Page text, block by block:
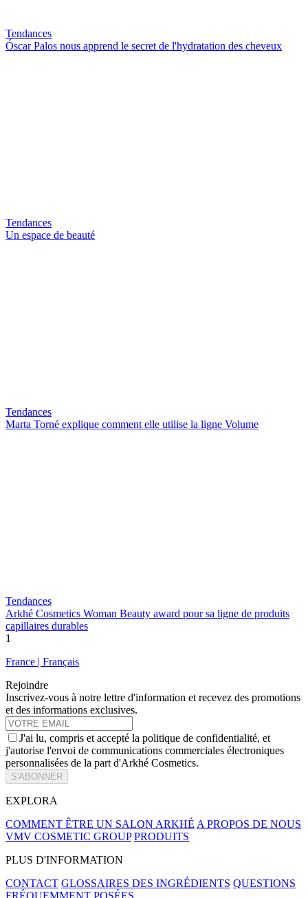
Tendances
Óscar Palos nous apprend le secret de l'hydratation des cheveux
Tendances
Un espace de beauté
Tendances
Marta Torné explique comment elle utilise la ligne Volume
Tendances
Arkhé Cosmetics Woman Beauty award pour sa ligne de produits
capillaires durables
1
France | Français
Rejoindre
Inscrivez-vous à notre lettre d'information et recevez des promotions
et des informations exclusives.
J'ai lu, compris et accepté la politique de confidentialité, et
j'autorise l'envoi de communications commerciales électroniques
personnalisées de la part d'Arkhé Cosmetics.
S'ABONNER
EXPLORA
COMMENT ÊTRE UN SALON ARKHÉ A PROPOS DE NOUS
VMV COSMETIC GROUP PRODUITS
PLUS D'INFORMATION
CONTACT GLOSSAIRES DES INGRÉDIENTS QUESTIONS